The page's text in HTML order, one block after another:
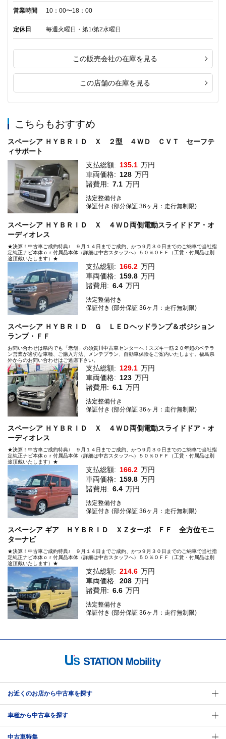
営業時間 10：00〜18：00
定休日 毎週火曜日・第1/第2水曜日
この販売会社の在庫を見る
この店舗の在庫を見る
こちらもおすすめ
スペーシア ＨＹＢＲＩＤ Ｘ ２型 ４ＷＤ ＣＶＴ セーフテ
ィサポート
支払総額: 135.1 万円
車両価格: 128 万円
諸費用: 7.1 万円
法定整備付き
保証付き (部分保証 36ヶ月：走行無制限)
スペーシア ＨＹＢＲＩＤ Ｘ ４ＷＤ両側電動スライドドア・オ
ーディオレス
★決算！中古車ご成約特典♪ ９月１４日までご成約、かつ９月３０日までのご納車で当社指
定純正ナビ本体ｏｒ付属品本体（詳細は中古スタッフへ）５０％ＯＦＦ（工賃・付属品は別
途頂戴いたします）★
支払総額: 166.2 万円
車両価格: 159.8 万円
諸費用: 6.4 万円
法定整備付き
保証付き (部分保証 36ヶ月：走行無制限)
スペーシア ＨＹＢＲＩＤ Ｇ ＬＥＤヘッドランプ＆ポジション
ランプ・ＦＦ
お問い合わせは県内でも「老舗」の須賀川中古車センターへ！スズキ一筋２０年超のベテラ
ン営業が適切な車種、ご購入方法、メンテプラン、自動車保険をご案内いたします。福島県
外からのお問い合わせはご遠慮下さい。
支払総額: 129.1 万円
車両価格: 123 万円
諸費用: 6.1 万円
法定整備付き
保証付き (部分保証 36ヶ月：走行無制限)
スペーシア ＨＹＢＲＩＤ Ｘ ４ＷＤ両側電動スライドドア・オ
ーディオレス
★決算！中古車ご成約特典♪ ９月１４日までご成約、かつ９月３０日までのご納車で当社指
定純正ナビ本体ｏｒ付属品本体（詳細は中古スタッフへ）５０％ＯＦＦ（工賃・付属品は別
途頂戴いたします）★
支払総額: 166.2 万円
車両価格: 159.8 万円
諸費用: 6.4 万円
法定整備付き
保証付き (部分保証 36ヶ月：走行無制限)
スペーシア ギア ＨＹＢＲＩＤ ＸＺターボ ＦＦ 全方位モニ
ターナビ
★決算！中古車ご成約特典♪ ９月１４日までご成約、かつ９月３０日までのご納車で当社指
定純正ナビ本体ｏｒ付属品本体（詳細は中古スタッフへ）５０％ＯＦＦ（工賃・付属品は別
途頂戴いたします）★
支払総額: 214.6 万円
車両価格: 208 万円
諸費用: 6.6 万円
法定整備付き
保証付き (部分保証 36ヶ月：走行無制限)
お近くのお店から中古車を探す
車種から中古車を探す
中古車特集